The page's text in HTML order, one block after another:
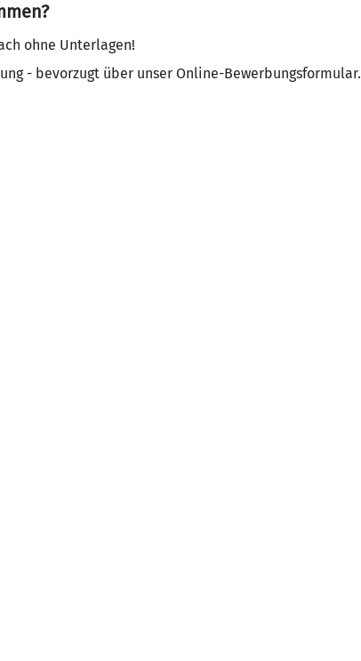
ohne Unterlagen!
- bevorzugt über unser Online-Bewerbungsformular.